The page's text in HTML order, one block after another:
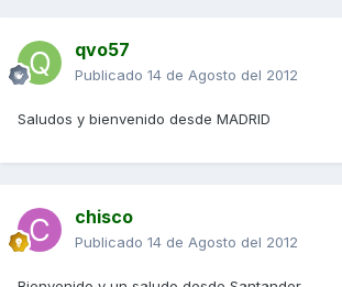
qvo57
Publicado 14 de Agosto del 2012
Saludos y bienvenido desde MADRID
chisco
Publicado 14 de Agosto del 2012